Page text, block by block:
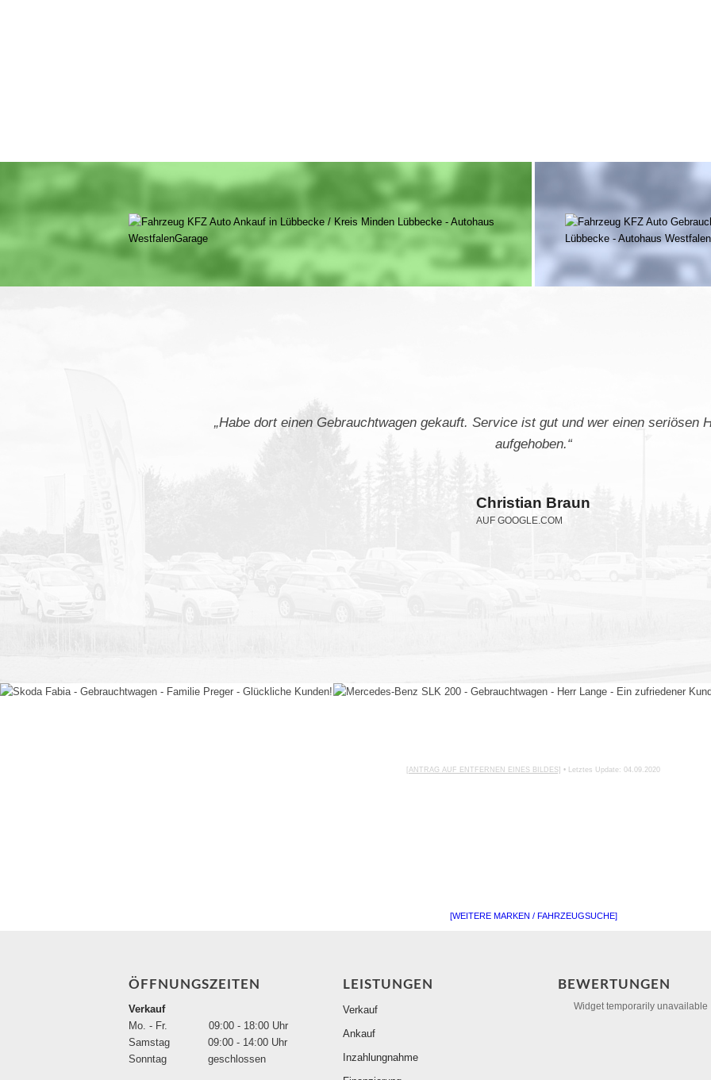
„Habe dort einen Gebrauchtwagen gekauft. Service ist gut und wer einen seriösen
aufgehoben.“
Christian Braun
AUF GOOGLE.COM
[ANTRAG AUF ENTFERNEN EINES BILDES] • Letztes Update: 04.09.2020
[WEITERE MARKEN / FAHRZEUGSUCHE]
ÖFFNUNGSZEITEN
Verkauf
Mo. - Fr. 09:00 - 18:00 Uhr
Samstag 09:00 - 14:00 Uhr
Sonntag geschlossen
LEISTUNGEN
Verkauf
Ankauf
Inzahlungnahme
BEWERTUNGEN
Widget temporarily unavailable